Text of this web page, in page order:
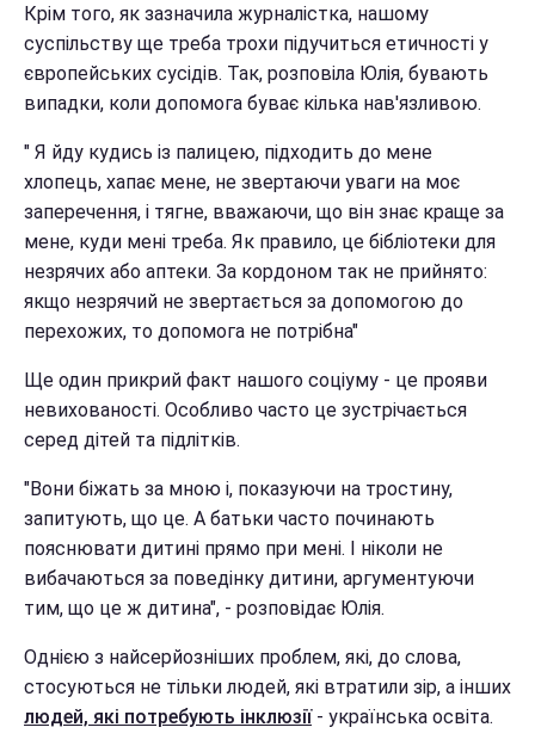
Крім того, як зазначила журналістка, нашому
суспільству ще треба трохи підучиться етичності у
європейських сусідів. Так, розповіла Юлія, бувають
випадки, коли допомога буває кілька нав'язливою.
" Я йду кудись із палицею, підходить до мене
хлопець, хапає мене, не звертаючи уваги на моє
заперечення, і тягне, вважаючи, що він знає краще за
мене, куди мені треба. Як правило, це бібліотеки для
незрячих або аптеки. За кордоном так не прийнято:
якщо незрячий не звертається за допомогою до
перехожих, то допомога не потрібна"
Ще один прикрий факт нашого соціуму - це прояви
невихованості. Особливо часто це зустрічається
серед дітей та підлітків.
"Вони біжать за мною і, показуючи на тростину,
запитують, що це. А батьки часто починають
пояснювати дитині прямо при мені. І ніколи не
вибачаються за поведінку дитини, аргументуючи
тим, що це ж дитина", - розповідає Юлія.
Однією з найсерйозніших проблем, які, до слова,
стосуються не тільки людей, які втратили зір, а інших
людей, які потребують інклюзії- українська освіта.